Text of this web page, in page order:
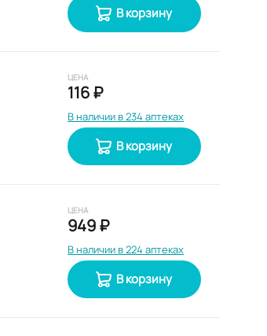
В корзину
ЦЕНА
116 ₽
В наличии в 234 аптеках
В корзину
ЦЕНА
949 ₽
В наличии в 224 аптеках
В корзину